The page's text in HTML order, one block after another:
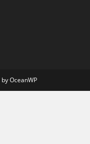
OceanWP